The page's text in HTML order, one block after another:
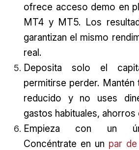
ofrece acceso demo en
MT4 y MT5. Los
garantizan el mismo
real.
Deposita solo el
permitirse perder. Mantén
reducido y no uses
gastos habituales,
Empieza con un
Concéntrate en un par